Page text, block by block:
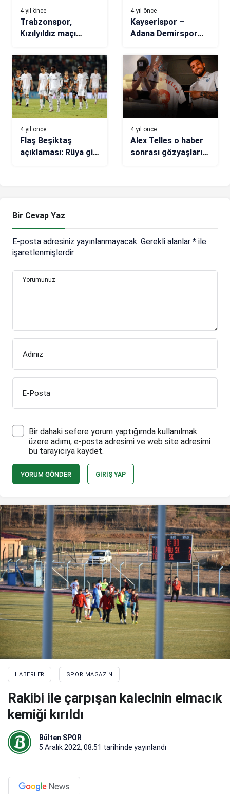
4 yıl önce
Trabzonspor,
Kızılyıldız maçı
4 yıl önce
Kayserispor –
Adana Demirspor
tribününde arbede
4 yıl önce
Flaş Beşiktaş
açıklaması: Rüya gibi
4 yıl önce
Alex Telles o haber
sonrası gözyaşlarını
Bir Cevap Yaz
E-posta adresiniz yayınlanmayacak. Gerekli alanlar * ile
işaretlenmişlerdir
Yorumunuz
Adınız
E-Posta
Bir dahaki sefere yorum yaptığımda kullanılmak
üzere adımı, e-posta adresimi ve web site adresimi
bu tarayıcıya kaydet.
YORUM GÖNDER GIRIŞ YAP
HABERLER SPOR MAGAZIN
Rakibi ile çarpışan kalecinin elmacık
kemiği kırıldı
Bülten SPOR
5 Aralık 2022, 08:51 tarihinde yayınlandı